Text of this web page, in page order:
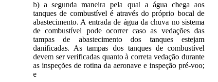
b) a segunda maneira pela qual a água chega aos
tanques de combustível é através do próprio bocal de
abastecimento. A entrada de água da chuva no sistema
de combustível pode ocorrer caso as vedações das
tampas de abastecimento dos tanques estejam
danificadas. As tampas dos tanques de combustível
devem ser verificadas quanto à correta vedação durante
as inspeções de rotina da aeronave e inspeção pré-voo;
e